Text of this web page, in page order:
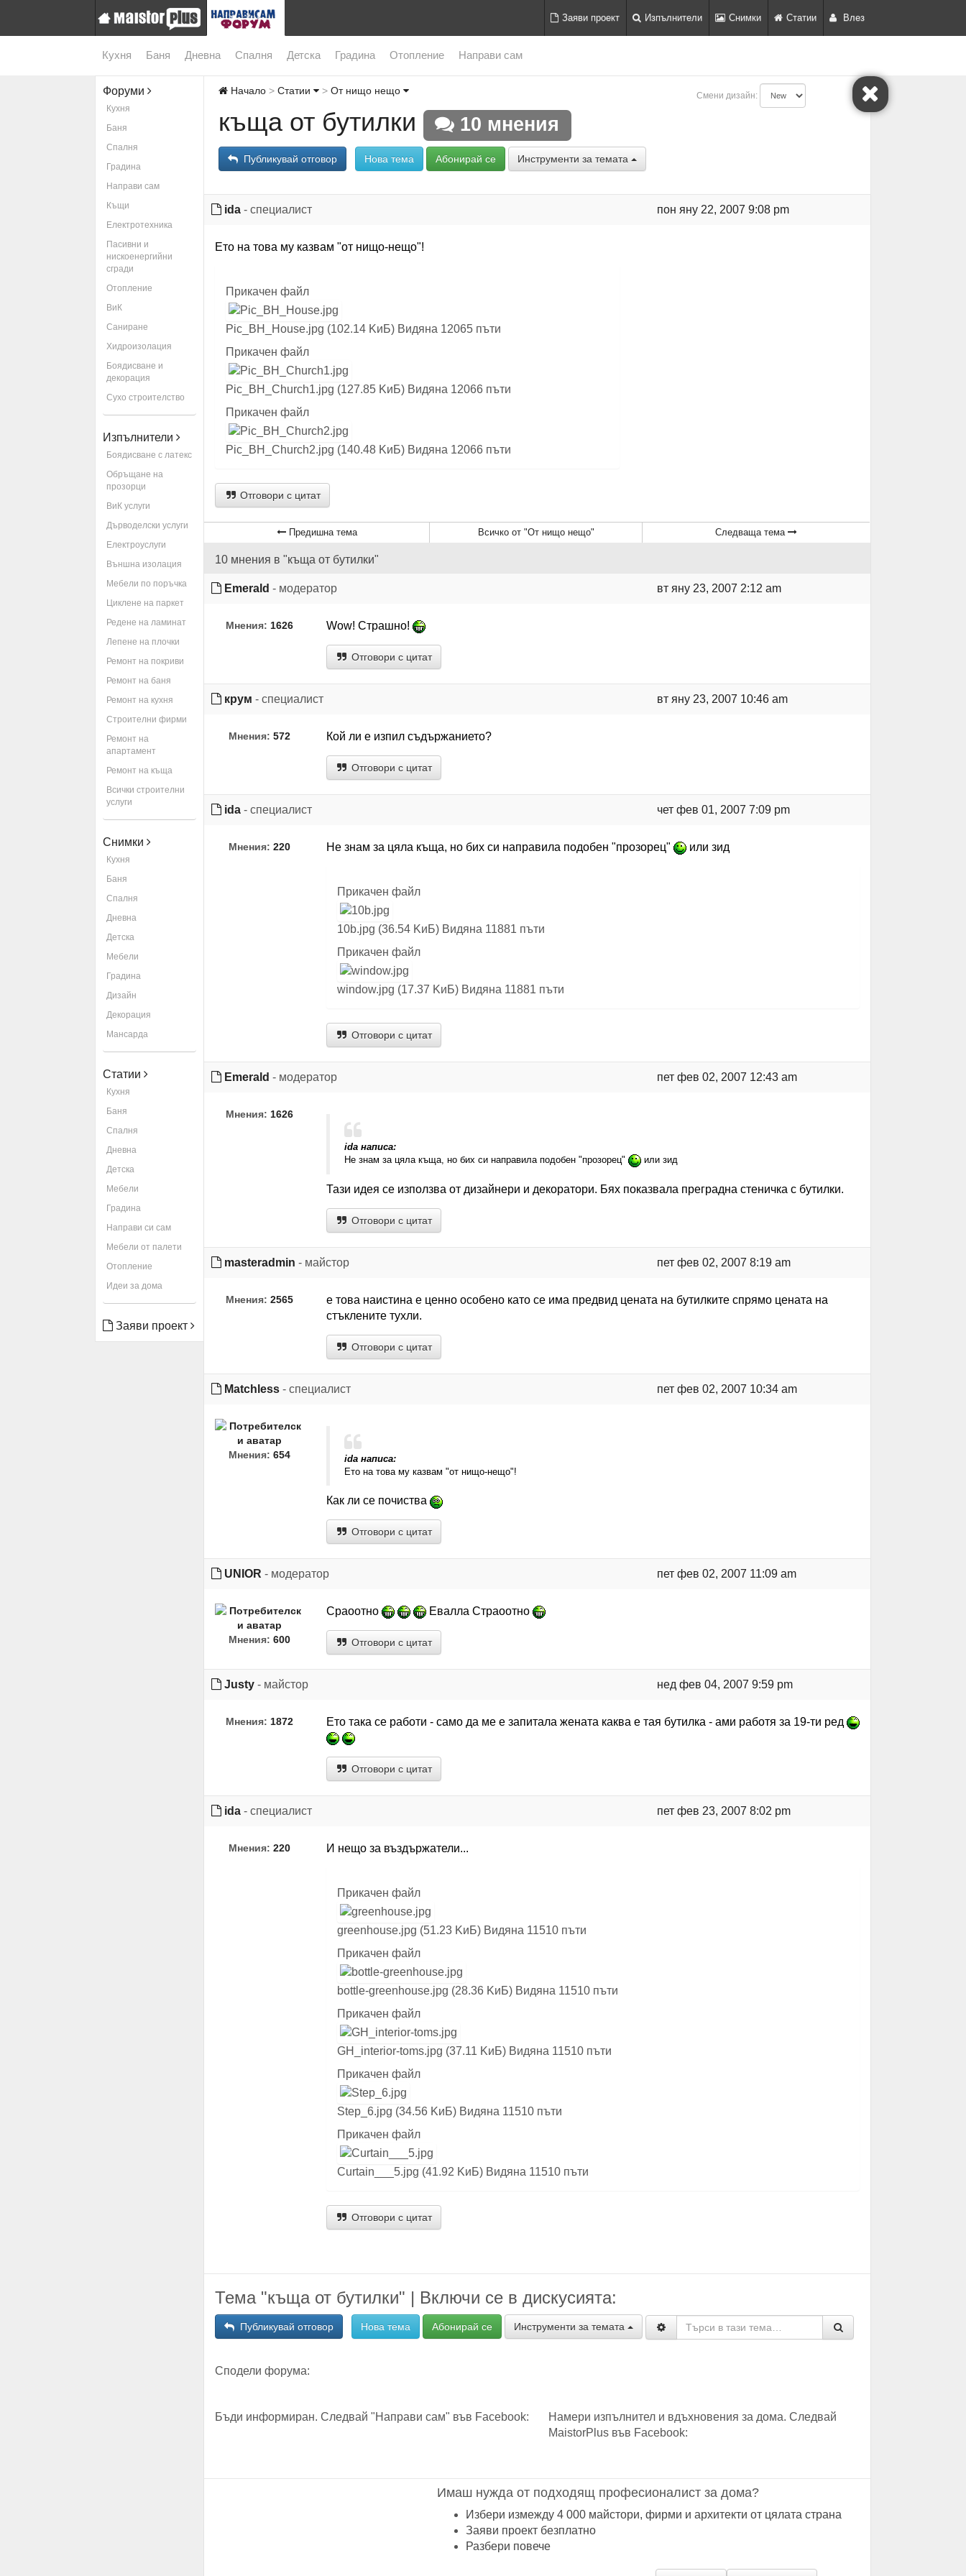
Заяви проект Изпълнители Снимки Статии Влез
Кухня Баня Дневна Спалня Детска Градина Отопление Направи сам
Форуми
Кухня
Баня
Спалня
Градина
Направи сам
Къщи
Електротехника
Пасивни и
нискоенергийни
сгради
Отопление
ВиК
Саниране
Хидроизолация
Боядисване и
декорация
Сухо строителство
Изпълнители
Боядисване с латекс
Обръщане на
прозорци
ВиК услуги
Дърводелски услуги
Електроуслуги
Външна изолация
Мебели по поръчка
Циклене на паркет
Редене на ламинат
Лепене на плочки
Ремонт на покриви
Ремонт на баня
Ремонт на кухня
Строителни фирми
Ремонт на
апартамент
Ремонт на къща
Всички строителни
услуги
Снимки
Кухня
Баня
Спалня
Дневна
Детска
Мебели
Градина
Дизайн
Декорация
Мансарда
Статии
Кухня
Баня
Спалня
Дневна
Детска
Мебели
Градина
Направи си сам
Мебели от палети
Отопление
Идеи за дома
Заяви проект
Начало Статии От нищо нещо Смени дизайн:
къща от бутилки 10 мнения
Публикувай отговор Нова тема Абонирай се Инструменти за темата
ida - специалист пон яну 22, 2007 9:08 pm
Ето на това му казвам "от нищо-нещо"!
Прикачен файл
Pic_BH_House.jpg (102.14 KиБ) Видяна 12065 пъти
Прикачен файл
Pic_BH_Church1.jpg (127.85 KиБ) Видяна 12066 пъти
Прикачен файл
Pic_BH_Church2.jpg (140.48 KиБ) Видяна 12066 пъти
Отговори с цитат
Предишна тема Всичко от "От нищо нещо" Следваща тема
10 мнения в "къща от бутилки"
Emerald - модератор вт яну 23, 2007 2:12 am
Мнения: 1626 Wow! Страшно!
Отговори с цитат
крум - специалист вт яну 23, 2007 10:46 am
Мнения: 572 Кой ли е изпил съдържанието?
Отговори с цитат
ida - специалист чет фев 01, 2007 7:09 pm
Мнения: 220 Не знам за цяла къща, но бих си направила подобен "прозорец" или зид
Прикачен файл
10b.jpg (36.54 KиБ) Видяна 11881 пъти
Прикачен файл
window.jpg (17.37 KиБ) Видяна 11881 пъти
Отговори с цитат
Emerald - модератор пет фев 02, 2007 12:43 am
Мнения: 1626
ida написа:
Не знам за цяла къща, но бих си направила подобен "прозорец"
или зид
Тази идея се използва от дизайнери и декоратори. Бях показвала преградна стеничка с бутилки.
Отговори с цитат
masteradmin - майстор пет фев 02, 2007 8:19 am
Мнения: 2565
е това наистина е ценно особено като се има предвид цената на бутилките спрямо цената на
стъклените тухли.
Отговори с цитат
Matchless - специалист пет фев 02, 2007 10:34 am
Мнения: 654
ida написа:
Ето на това му казвам "от нищо-нещо"!
Как ли се почиства
Отговори с цитат
UNIOR - модератор пет фев 02, 2007 11:09 am
Мнения: 600
Сраоотно Евалла Страоотно
Отговори с цитат
Justy - майстор нед фев 04, 2007 9:59 pm
Мнения: 1872 Ето така се работи - само да ме е запитала жената каква е тая бутилка - ами работя за 19-ти ред
Отговори с цитат
ida - специалист пет фев 23, 2007 8:02 pm
Мнения: 220 И нещо за въздържатели...
Прикачен файл
greenhouse.jpg (51.23 KиБ) Видяна 11510 пъти
Прикачен файл
bottle-greenhouse.jpg (28.36 KиБ) Видяна 11510 пъти
Прикачен файл
GH_interior-toms.jpg (37.11 KиБ) Видяна 11510 пъти
Прикачен файл
Step_6.jpg (34.56 KиБ) Видяна 11510 пъти
Прикачен файл
Curtain___5.jpg (41.92 KиБ) Видяна 11510 пъти
Отговори с цитат
Тема "къща от бутилки" | Включи се в дискусията:
Публикувай отговор Нова тема Абонирай се Инструменти за темата
Сподели форума:
Бъди информиран. Следвай "Направи сам" във Facebook:
Намери изпълнител и вдъхновения за дома. Следвай
MaistorPlus във Facebook:
Имаш нужда от подходящ професионалист за дома?
Избери измежду 4 000 майстори, фирми и архитекти от цялата страна
Заяви проект безплатно
Разбери повече